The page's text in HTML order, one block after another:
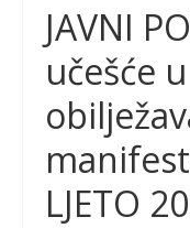
JAVNI
učešće
LJETO